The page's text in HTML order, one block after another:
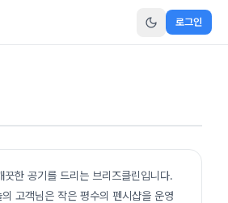
로그인
한 공기를 드리는 브리즈클린입니다.
고객님은 작은 평수의 펜시샵을 운영